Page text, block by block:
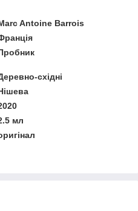
Antoine Barrois
східні
мл